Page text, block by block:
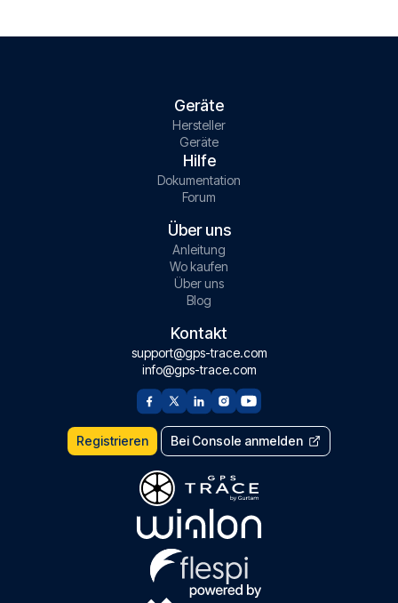
Geräte
Hersteller
Geräte
Hilfe
Dokumentation
Forum
Über uns
Anleitung
Wo kaufen
Über uns
Blog
Kontakt
support@gps-trace.com
info@gps-trace.com
Registrieren Bei Console anmelden